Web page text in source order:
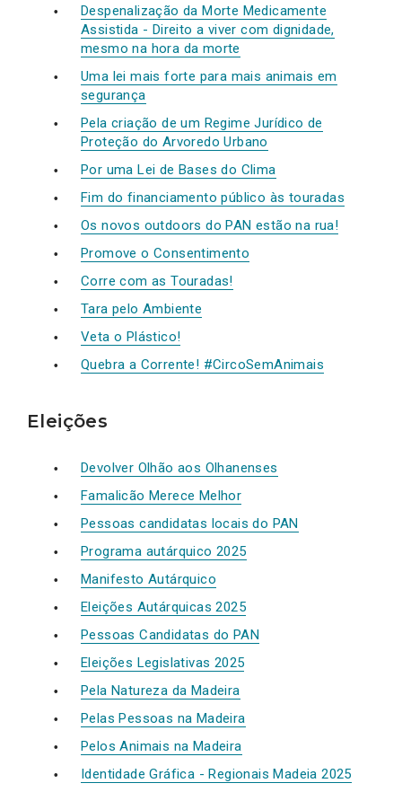
Despenalização da Morte Medicamente
Assistida - Direito a viver com dignidade,
mesmo na hora da morte
Uma lei mais forte para mais animais em
segurança
Pela criação de um Regime Jurídico de
Proteção do Arvoredo Urbano
Por uma Lei de Bases do Clima
Fim do financiamento público às touradas
Os novos outdoors do PAN estão na rua!
Promove o Consentimento
Corre com as Touradas!
Tara pelo Ambiente
Veta o Plástico!
Quebra a Corrente! #CircoSemAnimais
Eleições
Devolver Olhão aos Olhanenses
Famalicão Merece Melhor
Pessoas candidatas locais do PAN
Programa autárquico 2025
Manifesto Autárquico
Eleições Autárquicas 2025
Pessoas Candidatas do PAN
Eleições Legislativas 2025
Pela Natureza da Madeira
Pelas Pessoas na Madeira
Pelos Animais na Madeira
Identidade Gráfica - Regionais Madeia 2025